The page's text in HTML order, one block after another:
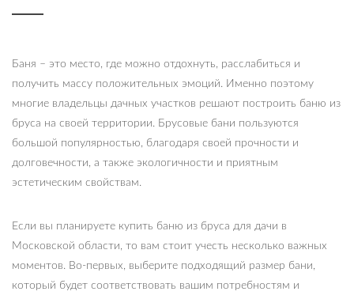
Баня – это место, где можно отдохнуть, расслабиться и
получить массу положительных эмоций. Именно поэтому
многие владельцы дачных участков решают построить баню из
бруса на своей территории. Брусовые бани пользуются
большой популярностью, благодаря своей прочности и
долговечности, а также экологичности и приятным
эстетическим свойствам.
Если вы планируете купить баню из бруса для дачи в
Московской области, то вам стоит учесть несколько важных
моментов. Во-первых, выберите подходящий размер бани,
который будет соответствовать вашим потребностям и